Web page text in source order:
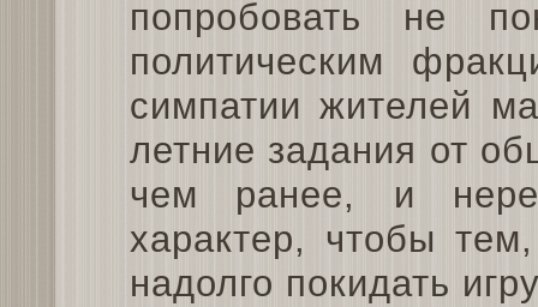
попробовать не
политическим
симпатии жителей
летние задания от
чем ранее, и
характер, чтобы
надолго покидать